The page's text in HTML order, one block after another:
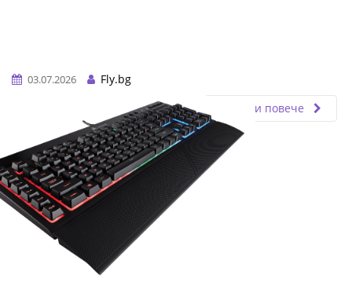
03.07.2026
Fly.bg
Прочети повече